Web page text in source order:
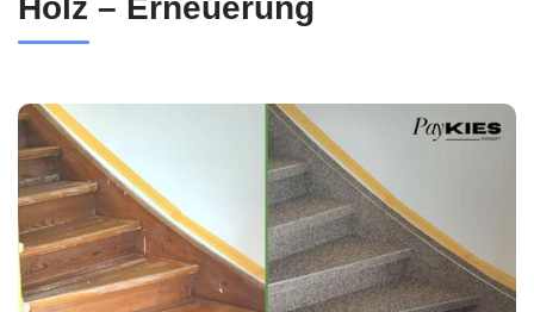
Holz – Erneuerung